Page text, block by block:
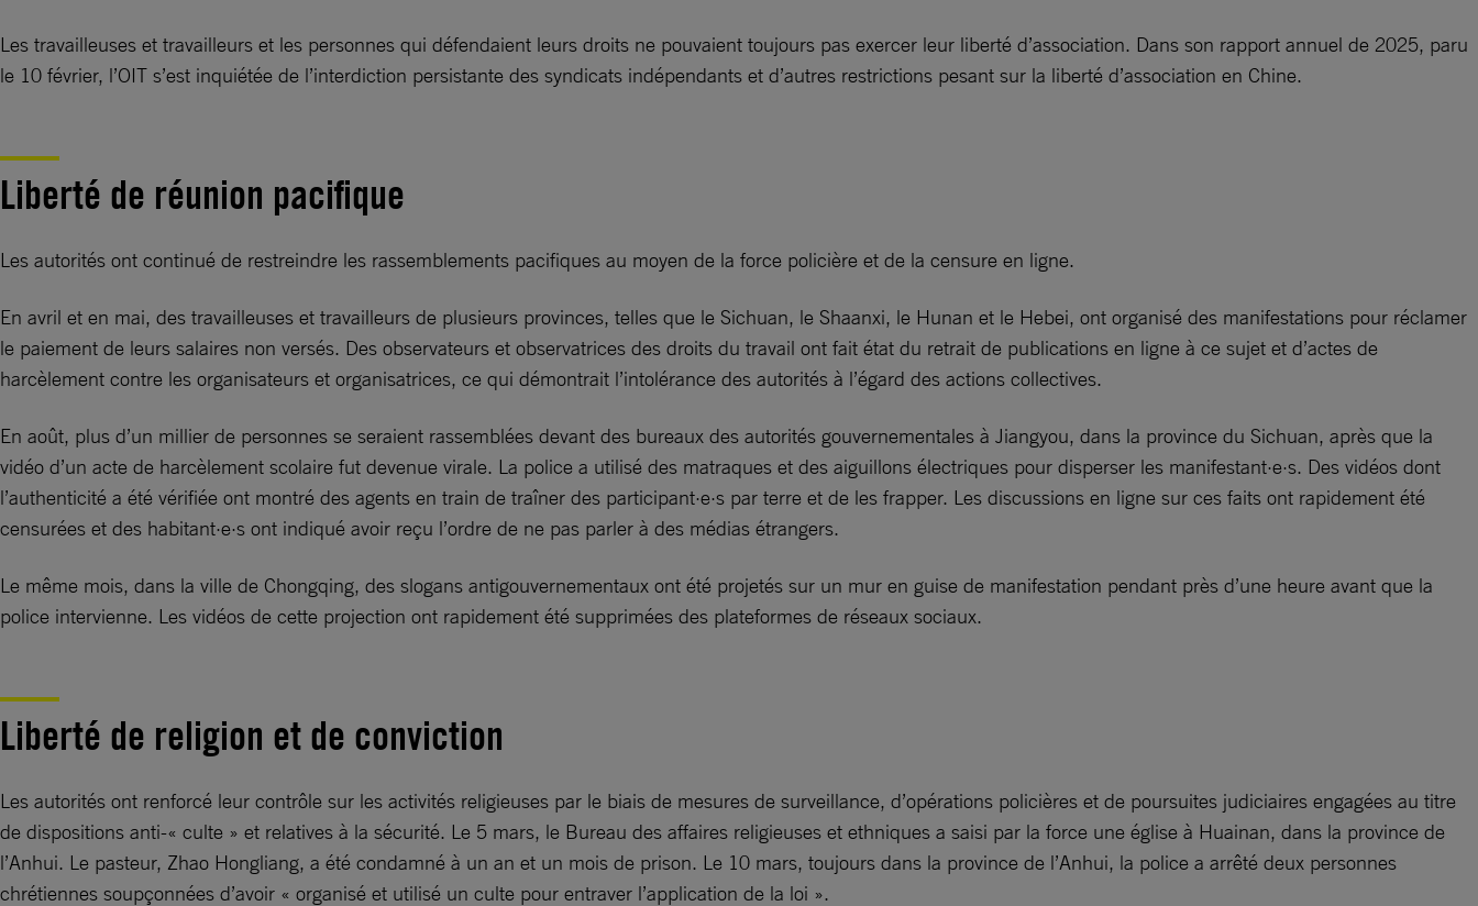
Les travailleuses et travailleurs et les personnes qui défendaient leurs droits ne pouvaient toujours pas exercer leur liberté d’association. Dans son rapport annuel de 2025, paru
le 10 février, l’OIT s’est inquiétée de l’interdiction persistante des syndicats indépendants et d’autres restrictions pesant sur la liberté d’association en Chine.
Liberté de réunion pacifique
Les autorités ont continué de restreindre les rassemblements pacifiques au moyen de la force policière et de la censure en ligne.
En avril et en mai, des travailleuses et travailleurs de plusieurs provinces, telles que le Sichuan, le Shaanxi, le Hunan et le Hebei, ont organisé des manifestations pour réclamer
le paiement de leurs salaires non versés. Des observateurs et observatrices des droits du travail ont fait état du retrait de publications en ligne à ce sujet et d’actes de
harcèlement contre les organisateurs et organisatrices, ce qui démontrait l’intolérance des autorités à l’égard des actions collectives.
En août, plus d’un millier de personnes se seraient rassemblées devant des bureaux des autorités gouvernementales à Jiangyou, dans la province du Sichuan, après que la
vidéo d’un acte de harcèlement scolaire fut devenue virale. La police a utilisé des matraques et des aiguillons électriques pour disperser les manifestant·e·s. Des vidéos dont
l’authenticité a été vérifiée ont montré des agents en train de traîner des participant·e·s par terre et de les frapper. Les discussions en ligne sur ces faits ont rapidement été
censurées et des habitant·e·s ont indiqué avoir reçu l’ordre de ne pas parler à des médias étrangers.
Le même mois, dans la ville de Chongqing, des slogans antigouvernementaux ont été projetés sur un mur en guise de manifestation pendant près d’une heure avant que la
police intervienne. Les vidéos de cette projection ont rapidement été supprimées des plateformes de réseaux sociaux.
Liberté de religion et de conviction
Les autorités ont renforcé leur contrôle sur les activités religieuses par le biais de mesures de surveillance, d’opérations policières et de poursuites judiciaires engagées au titre
de dispositions anti-« culte » et relatives à la sécurité. Le 5 mars, le Bureau des affaires religieuses et ethniques a saisi par la force une église à Huainan, dans la province de
l’Anhui. Le pasteur, Zhao Hongliang, a été condamné à un an et un mois de prison. Le 10 mars, toujours dans la province de l’Anhui, la police a arrêté deux personnes
chrétiennes soupçonnées d’avoir « organisé et utilisé un culte pour entraver l’application de la loi ».